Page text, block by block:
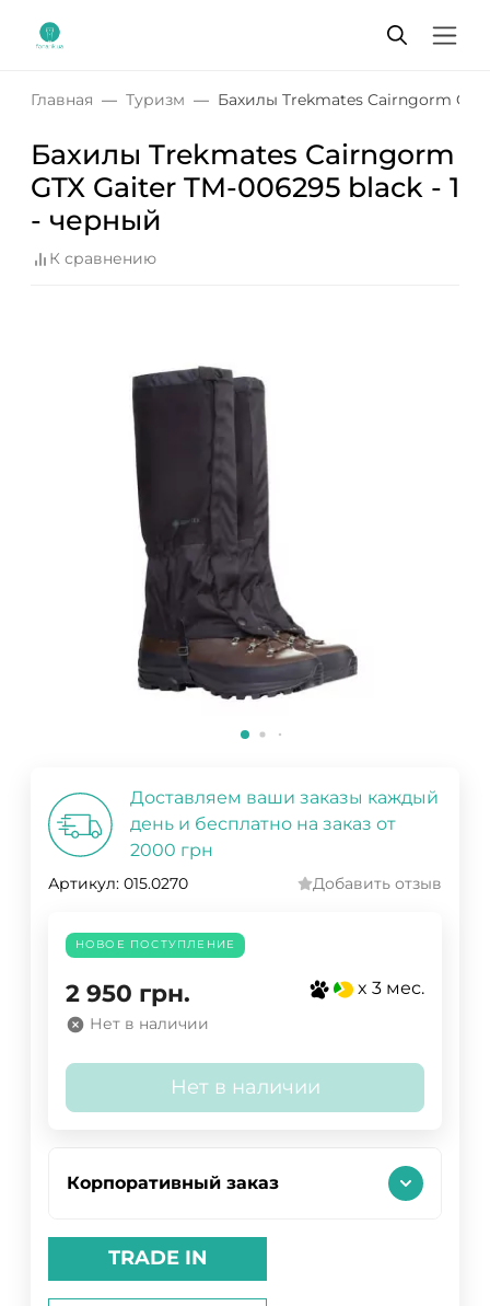
Главная Туризм Бахилы Trekmates Cairngorm
Бахилы Trekmates Cairngorm
GTX Gaiter TM-006295 black - 1
- черный
К сравнению
Доставляем ваши заказы каждый
день и бесплатно на заказ от
2000 грн
Артикул: 015.0270 Добавить отзыв
НОВОЕ ПОСТУПЛЕНИЕ
2 950 грн. x 3 мес.
Нет в наличии
Нет в наличии
Корпоративный заказ
TRADE IN